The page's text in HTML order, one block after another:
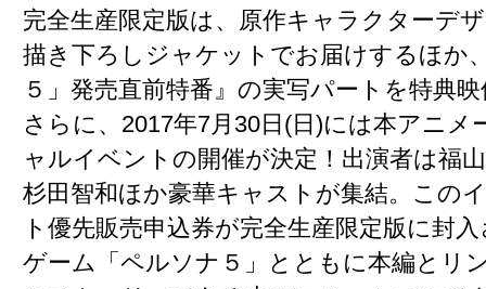
完全生産限定版は、原作キャラクターデ
描き下ろしジャケットでお届けするほか
５」発売直前特番』の実写パートを特典
さらに、2017年7月30日(日)には本アニメ
ャルイベントの開催が決定！出演者は福
杉田智和ほか豪華キャストが集結。この
ト優先販売申込券が完全生産限定版に封
ゲーム「ペルソナ５」とともに本編とリ